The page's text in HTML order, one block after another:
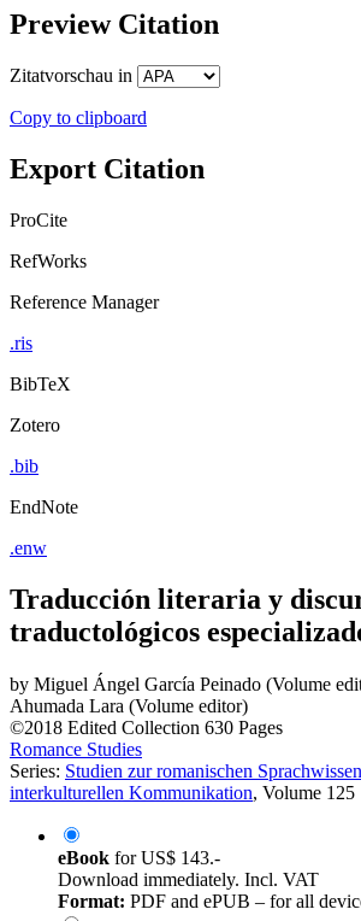
Preview Citation
Zitatvorschau in
Copy to clipboard
Export Citation
ProCite
RefWorks
Reference Manager
.ris
BibTeX
Zotero
.bib
EndNote
.enw
Traducción literaria y
traductológicos
by Miguel Ángel García Peinado (Volume
Ahumada Lara (Volume editor)
©2018 Edited Collection 630 Pages
Romance Studies
Series: Studien zur romanischen
interkulturellen Kommunikation, Volume 125
eBook forUS$ 143.-
Download immediately. Incl. VAT
Format: PDF and ePUB – for all